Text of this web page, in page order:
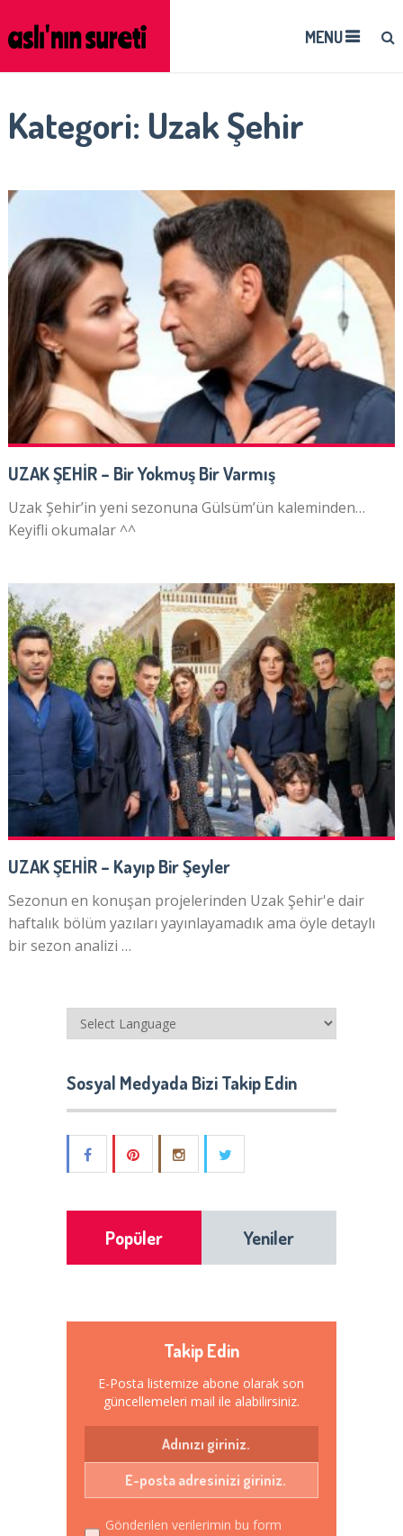
MENU
Kategori: Uzak Şehir
UZAK ŞEHİR – Bir Yokmuş Bir Varmış
Uzak Şehir’in yeni sezonuna Gülsüm’ün kaleminden…
Keyifli okumalar ^^
UZAK ŞEHİR – Kayıp Bir Şeyler
Sezonun en konuşan projelerinden Uzak Şehir'e dair
haftalık bölüm yazıları yayınlayamadık ama öyle detaylı
bir sezon analizi …
Sosyal Medyada Bizi Takip Edin
Popüler Yeniler
Takip Edin
E-Posta listemize abone olarak son
güncellemeleri mail ile alabilirsiniz.
Gönderilen verilerimin bu form